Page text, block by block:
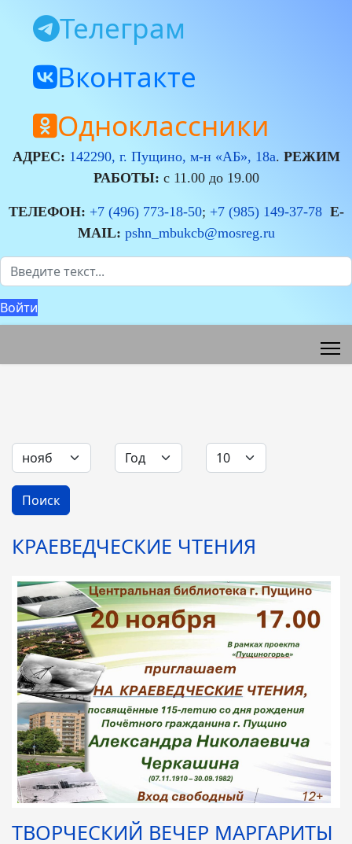
Телеграм
Вконтакте
Одноклассники
АДРЕС: 142290, г. Пущино, м-н «АБ», 18а. РЕЖИМ
РАБОТЫ: с 11.00 до 19.00
ТЕЛЕФОН: +7 (496) 773-18-50; +7 (985) 149-37-78 E-
MAIL: pshn_mbukcb@mosreg.ru
Поиск
Войти
Фильтры
Месяц Год Кол-во строк:
Поиск
КРАЕВЕДЧЕСКИЕ ЧТЕНИЯ
ТВОРЧЕСКИЙ ВЕЧЕР МАРГАРИТЫ